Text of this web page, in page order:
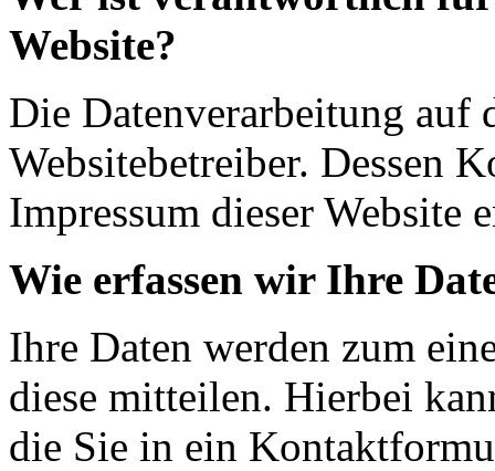
Website?
Die Datenverarbeitung auf
Websitebetreiber. Dessen
Impressum dieser Website
Wie erfassen wir Ihre
Ihre Daten werden zum
diese mitteilen. Hierbei
die Sie in ein